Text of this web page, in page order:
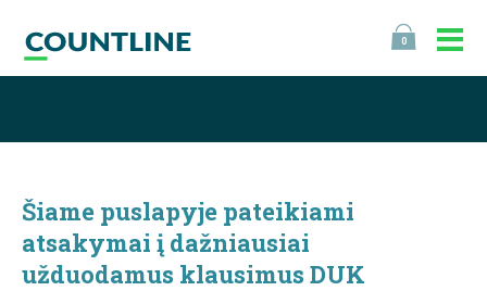
0
Šiame puslapyje pateikiami
atsakymai į dažniausiai
užduodamus klausimus DUK